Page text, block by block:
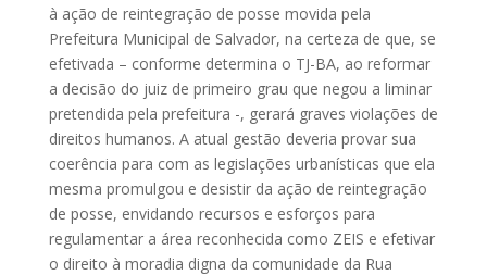
à ação de reintegração de posse movida pela
Prefeitura Municipal de Salvador, na certeza de que, se
efetivada – conforme determina o TJ-BA, ao reformar
a decisão do juiz de primeiro grau que negou a liminar
pretendida pela prefeitura -, gerará graves violações de
direitos humanos. A atual gestão deveria provar sua
coerência para com as legislações urbanísticas que ela
mesma promulgou e desistir da ação de reintegração
de posse, envidando recursos e esforços para
regulamentar a área reconhecida como ZEIS e efetivar
o direito à moradia digna da comunidade da Rua